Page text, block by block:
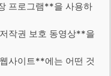
프로그램**을 사용하
작권 보호 동영상**을
사이트**에는 어떤 것